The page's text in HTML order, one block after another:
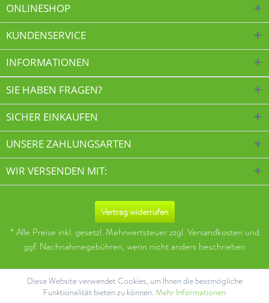
ONLINESHOP
KUNDENSERVICE
INFORMATIONEN
SIE HABEN FRAGEN?
SICHER EINKAUFEN
UNSERE ZAHLUNGSARTEN
WIR VERSENDEN MIT:
Vertrag widerrufen
* Alle Preise inkl. gesetzl. Mehrwertsteuer zzgl. Versandkosten und
ggf. Nachnahmegebühren, wenn nicht anders beschrieben
Diese Website verwendet Cookies, um Ihnen die bestmögliche
Funktionalität bieten zu können. Mehr Informationen